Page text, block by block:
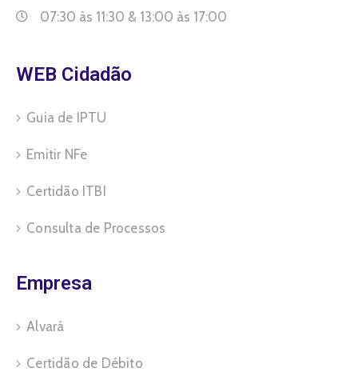
07:30 às 11:30 & 13:00 às 17:00
WEB Cidadão
Guia de IPTU
Emitir NFe
Certidão ITBI
Consulta de Processos
Empresa
Alvará
Certidão de Débito